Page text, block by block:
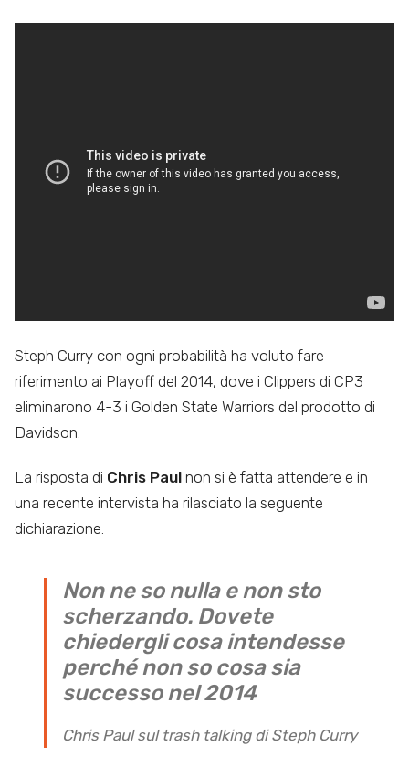
Steph Curry con ogni probabilità ha voluto fare
riferimento ai Playoff del 2014, dove i Clippers di CP3
eliminarono 4-3 i Golden State Warriors del prodotto di
Davidson.
La risposta di Chris Paul non si è fatta attendere e in
una recente intervista ha rilasciato la seguente
dichiarazione:
Non ne so nulla e non sto
scherzando. Dovete
chiedergli cosa intendesse
perché non so cosa sia
successo nel 2014
Chris Paul sul trash talking di Steph Curry